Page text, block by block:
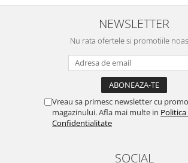
Betisoare parfumate
Odorizanti auto
Produse pentu aprins focul
Produse pudra certificate Eco Cert
Auto Bricolaj & Gradina & Camping
Pasta si crema abraziva pentru
NEWSLETTER
Nu rata ofertele si promotiile
Vreau sa primesc newsletter cu
magazinului. Afla mai multe in Politica
Confidentialitate
SOCIAL